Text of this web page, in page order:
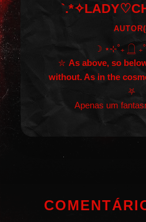
☽ ⋆⊹˚₊ 𓉸
⛦ As above, so
without. As in the
⛧
Apenas um